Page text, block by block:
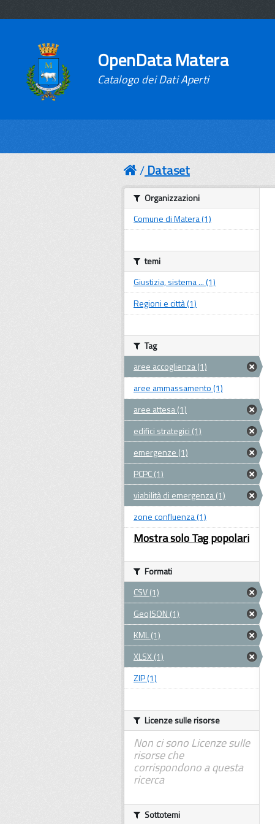
OpenData Matera
Catalogo dei Dati Aperti
Dataset
Organizzazioni
Comune di Matera (1)
temi
Giustizia, sistema ... (1)
Regioni e città (1)
Tag
aree accoglienza (1)
aree ammassamento (1)
aree attesa (1)
edifici strategici (1)
emergenze (1)
PCPC (1)
viabilità di emergenza (1)
zone confluenza (1)
Mostra solo Tag popolari
Formati
CSV (1)
GeoJSON (1)
KML (1)
XLSX (1)
ZIP (1)
Licenze sulle risorse
Non ci sono Licenze sulle
risorse che
corrispondono a questa
ricerca
Sottotemi